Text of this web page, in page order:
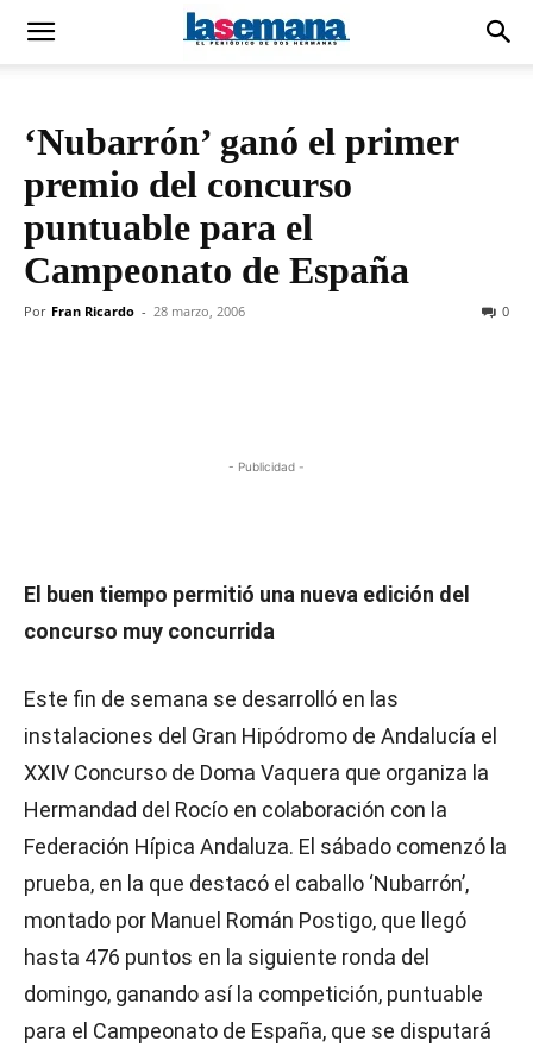
‘Nubarrón’ ganó el primer
premio del concurso
puntuable para el
Campeonato de España
Por Fran Ricardo - 28 marzo, 2006 0
- Publicidad -
El buen tiempo permitió una nueva edición del
concurso muy concurrida
Este fin de semana se desarrolló en las
instalaciones del Gran Hipódromo de Andalucía el
XXIV Concurso de Doma Vaquera que organiza la
Hermandad del Rocío en colaboración con la
Federación Hípica Andaluza. El sábado comenzó la
prueba, en la que destacó el caballo ‘Nubarrón’,
montado por Manuel Román Postigo, que llegó
hasta 476 puntos en la siguiente ronda del
domingo, ganando así la competición, puntuable
para el Campeonato de España, que se disputará